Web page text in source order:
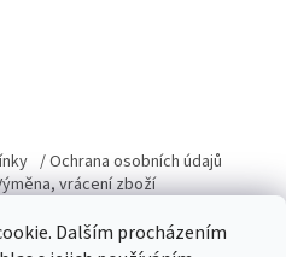
Dalším procházením
/ Ochrana osobních údajů
vrácení zboží